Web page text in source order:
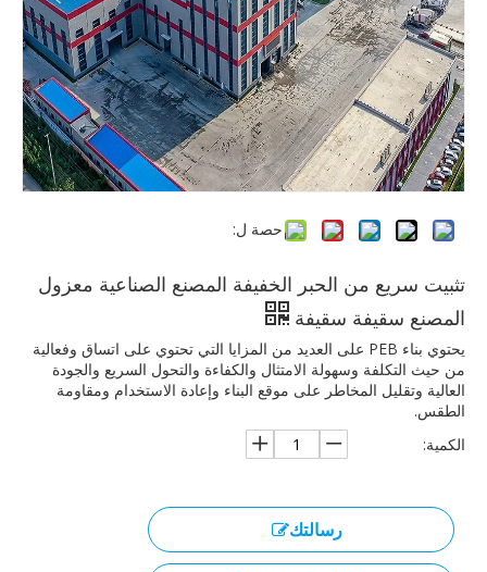
حصة ل:
تثبيت سريع من الحبر الخفيفة المصنع الصناعية معزول
المصنع سقيفة سقيفة
يحتوي بناء PEB على العديد من المزايا التي تحتوي على اتساق وفعالية
من حيث التكلفة وسهولة الامتثال والكفاءة والتحول السريع والجودة
العالية وتقليل المخاطر على موقع البناء وإعادة الاستخدام ومقاومة
الطقس.
الكمية:
رسالتك